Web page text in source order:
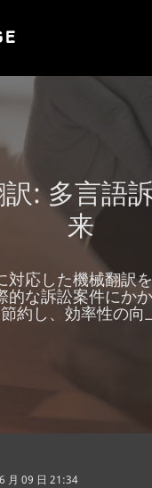
: 多言語
来
対応した機械翻訳
的な訴訟案件にか
約し、効率性の向
月 09 日 21:34